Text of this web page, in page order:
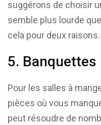
suggérons de choisir
semble plus lourde
cela pour deux raisons.
5. Banquettes
Pour les salles à
pièces où vous
peut résoudre de